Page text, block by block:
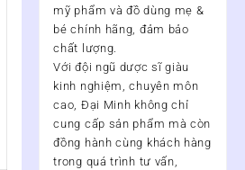
mỹ phẩm và đồ dùng mẹ &
bé chính hãng, đảm bảo
chất lượng.
Với đội ngũ dược sĩ giàu
kinh nghiệm, chuyên môn
cao, Đại Minh không chỉ
cung cấp sản phẩm mà còn
đồng hành cùng khách hàng
trong quá trình tư vấn,